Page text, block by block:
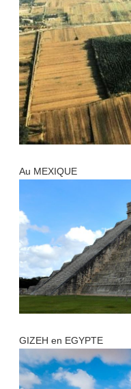
Au MEXIQUE
GIZEH en EGYPTE